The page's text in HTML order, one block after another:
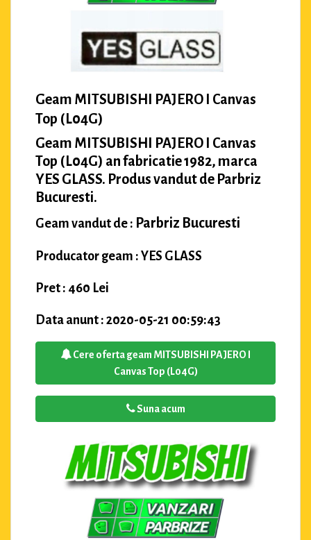
Geam MITSUBISHI PAJERO I Canvas
Top (L04G)
Geam MITSUBISHI PAJERO I Canvas
Top (L04G) an fabricatie 1982, marca
YES GLASS. Produs vandut de Parbriz
Bucuresti.
Geam vandut de : Parbriz Bucuresti
Producator geam : YES GLASS
Pret : 460 Lei
Data anunt : 2020-05-21 00:59:43
Cere oferta geam MITSUBISHI PAJERO I
Canvas Top (L04G)
Suna acum